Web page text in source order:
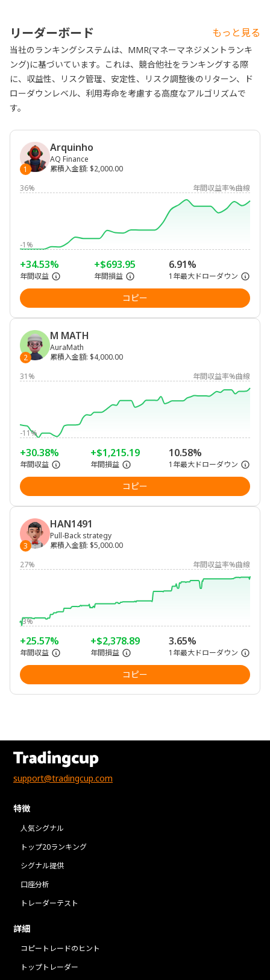
リーダーボード もっと見る
当社のランキングシステムは、MMR(マネーマネジメントランキ
ング)に基づいています。これは、競合他社をランキングする際
に、収益性、リスク管理、安定性、リスク調整後のリターン、ド
ローダウンレベル、利用寿命を考慮する高度なアルゴリズムで
す。
1
Arquinho
AQ Finance
累積入金額: $2,000.00
36%
年間収益率%曲線
-1%
+34.53%
年間収益
+$693.95
年間損益
6.91%
1年最大ドローダウン
コピー
2
M MATH
AuraMath
累積入金額: $4,000.00
31%
年間収益率%曲線
-11%
+30.38%
年間収益
+$1,215.19
年間損益
10.58%
1年最大ドローダウン
コピー
3
HAN1491
Pull-Back strategy
累積入金額: $5,000.00
27%
年間収益率%曲線
-3%
+25.57%
年間収益
+$2,378.89
年間損益
3.65%
1年最大ドローダウン
コピー
support@tradingcup.com
特徴
人気シグナル
トップ20ランキング
シグナル提供
口座分析
トレーダーテスト
詳細
コピートレードのヒント
トップトレーダー